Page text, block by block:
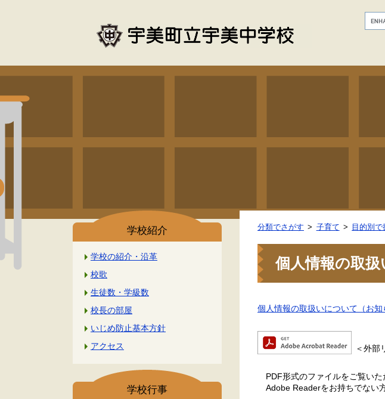
学校紹介
学校の紹介・沿革
校歌
生徒数・学級数
校長の部屋
いじめ防止基本方針
アクセス
学校行事
分類でさがす 子育て 目的別で
個人情報の取扱
個人情報の取扱いについて（お
＜外部
PDF形式のファイルをご覧い
Adobe Readerをお持ちでない